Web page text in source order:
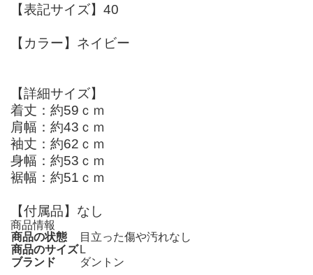
【表記サイズ】40
【カラー】ネイビー
【詳細サイズ】
着丈：約59ｃｍ
肩幅：約43ｃｍ
袖丈：約62ｃｍ
身幅：約53ｃｍ
裾幅：約51ｃｍ
【付属品】なし
商品情報
商品の状態
目立った傷や汚れなし
商品のサイズ L
ブランド
ダントン